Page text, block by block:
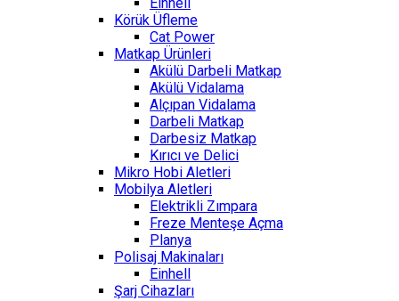
Körük Üfleme
Cat Power
Matkap Ürünleri
Akülü Darbeli Matkap
Akülü Vidalama
Alçıpan Vidalama
Darbeli Matkap
Darbesiz Matkap
Kırıcı ve Delici
Mikro Hobi Aletleri
Mobilya Aletleri
Elektrikli Zımpara
Freze Menteşe Açma
Planya
Polisaj Makinaları
Einhell
Şarj Cihazları